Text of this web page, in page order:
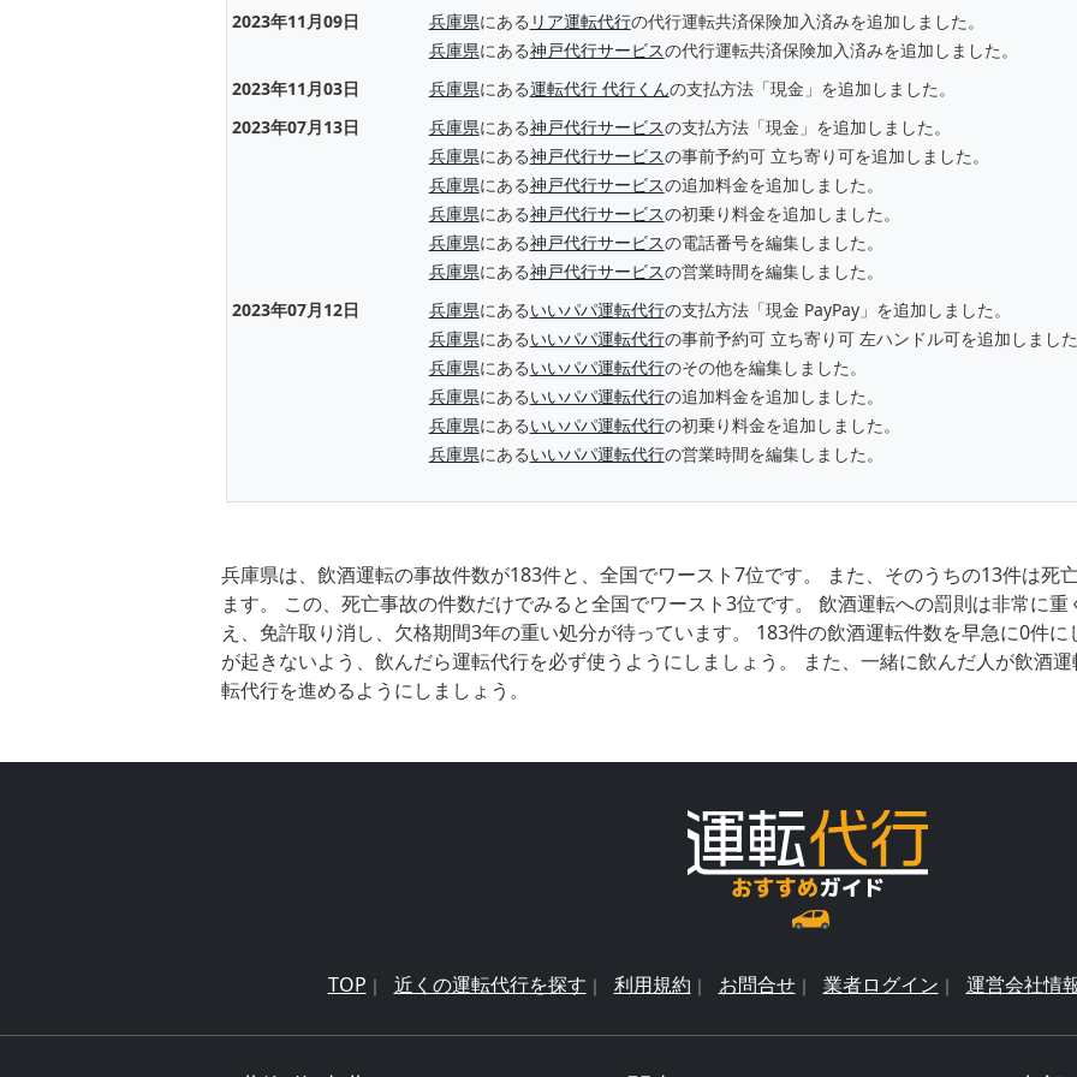
2023年11月09日 兵庫県にある リア運転代行の代行運転共済保険加入済みを追加しました。
兵庫県にある神戸代行サービスの代行運転共済保険加入済みを追加しました。
2023年11月03日
兵庫県にある運転代行 代行くんの支払方法「現金」を追加しました。
2023年07月13日
兵庫県にある神戸代行サービスの支払方法「現金」を追加しました。
兵庫県にある神戸代行サービスの事前予約可 立ち寄り可を追加しました。
兵庫県にある神戸代行サービスの追加料金を追加しました。
兵庫県にある神戸代行サービスの初乗り料金を追加しました。
兵庫県にある神戸代行サービスの電話番号を編集しました。
兵庫県にある神戸代行サービスの営業時間を編集しました。
2023年07月12日
兵庫県にあるいいパパ運転代行の支払方法「現金 PayPay」を追加しました。
兵庫県にあるいいパパ運転代行の事前予約可 立ち寄り可 左ハンドル可を追加しまし
兵庫県にあるいいパパ運転代行のその他を編集しました。
兵庫県にあるいいパパ運転代行の追加料金を追加しました。
兵庫県にあるいいパパ運転代行の初乗り料金を追加しました。
兵庫県にあるいいパパ運転代行の営業時間を編集しました。
兵庫県は、飲酒運転の事故件数が183件と、全国でワースト7位です。 また、そのうちの13件は死
ます。 この、死亡事故の件数だけでみると全国でワースト3位です。 飲酒運転への罰則は非常に
え、免許取り消し、欠格期間3年の重い処分が待っています。 183件の飲酒運転件数を早急に0件
が起きないよう、飲んだら運転代行を必ず使うようにしましょう。 また、一緒に飲んだ人が飲酒
転代行を進めるようにしましょう。
TOP 近くの運転代行を探す 利用規約 お問合せ 業者ログイン 運営会社情